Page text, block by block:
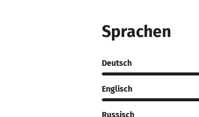
Sprachen
Deutsch
Englisch
Russisch